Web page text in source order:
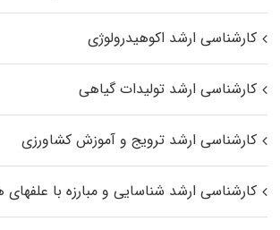
کارشناسی ارشد اکوهیدرولوژی
کارشناسی ارشد تولیدات گیاهی
کارشناسی ارشد ترویج و آموزش کشاورزی
کارشناسی ارشد شناسایی و مبارزه با علفهای